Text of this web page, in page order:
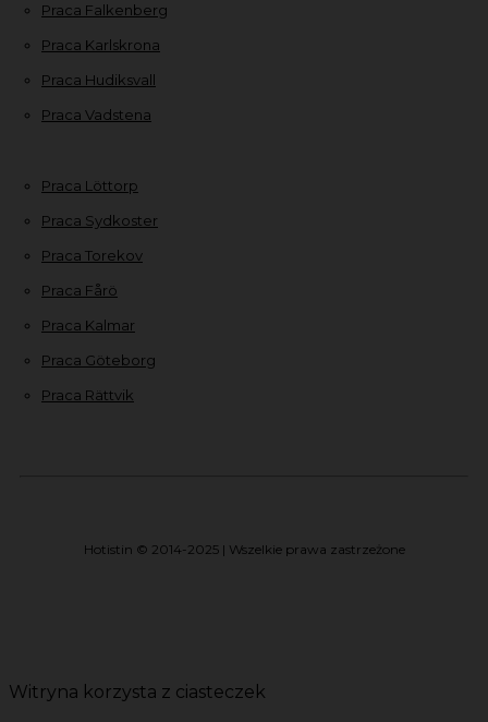
Praca Falkenberg
Praca Karlskrona
Praca Hudiksvall
Praca Vadstena
Praca Löttorp
Praca Sydkoster
Praca Torekov
Praca Fårö
Praca Kalmar
Praca Göteborg
Praca Rättvik
Hotistin © 2014-2025 | Wszelkie prawa zastrzeżone
Witryna korzysta z ciasteczek